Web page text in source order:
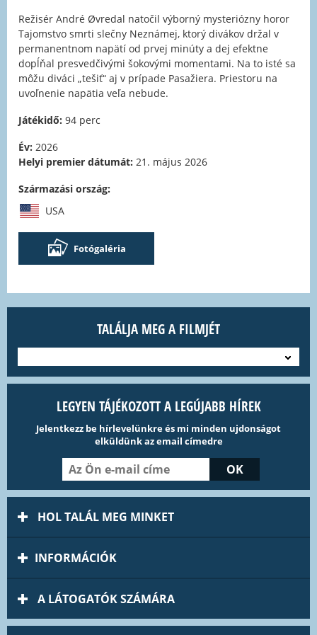
Režisér André Øvredal natočil výborný mysteriózny horor
Tajomstvo smrti slečny Neznámej, ktorý divákov držal v
permanentnom napätí od prvej minúty a dej efektne
dopĺňal presvedčivými šokovými momentami. Na to isté sa
môžu diváci „tešiť“ aj v prípade Pasažiera. Priestoru na
uvoľnenie napätia veľa nebude.
Játékidő: 94 perc
Év: 2026
Helyi premier dátumát: 21. május 2026
Származási ország:
USA
Fotógaléria
TALÁLJA MEG A FILMJÉT
LEGYEN TÁJÉKOZOTT A LEGÚJABB HÍREK
Jelentkezz be hírlevelünkre és mi minden ujdonságot
elküldünk az email címedre
HOL TALÁL MEG MINKET
INFORMÁCIÓK
A LÁTOGATÓK SZÁMÁRA